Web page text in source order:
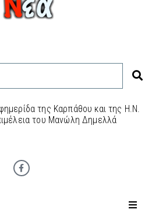
της Καρπάθου και της Η.Ν.
του Μανώλη Δημελλά